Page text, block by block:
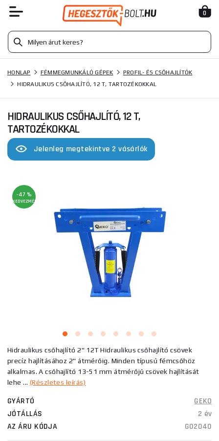
0
HONLAP FÉMMEGMUNKÁLÓ GÉPEK
PROFIL- ÉS CSŐHAJLÍTÓK
HIDRAULIKUS CSŐHAJLÍTÓ, 12 T, TARTOZÉKOKKAL
HIDRAULIKUS CSŐHAJLÍTÓ, 12 T,
TARTOZÉKOKKAL
Jelenleg megtekintve 2 vásárlók
-47 %
KEDVEZMÉNY
Hidraulikus csőhajlító 2" 12T Hidraulikus csőhajlító csövek
precíz hajlításához 2" átmérőig. Minden típusú fémcsőhöz
alkalmas. A csőhajlító 13-51 mm átmérőjű csövek hajlítását
lehe ... (Részletes leírás)
GYÁRTÓ
GEKO
JÓTÁLLÁS
2 év
AZ ÁRU KÓDJA
G02040